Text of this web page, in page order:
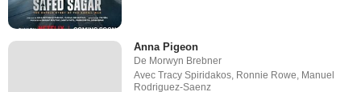
Anna Pigeon
De Morwyn Brebner
AvecTracy Spiridakos Ronnie Rowe Manuel
Rodriguez-Saenz